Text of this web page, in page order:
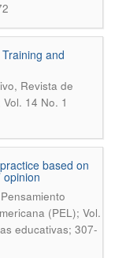
and
Revista de
14 No. 1
based on
opinion
Pensamiento
(PEL); Vol.
educativas; 307-